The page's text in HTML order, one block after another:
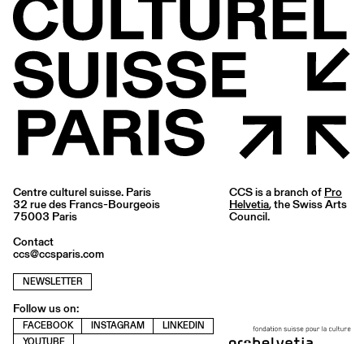
Centre culturel suisse. Paris
32 rue des Francs-Bourgeois
75003 Paris
Contact
ccs@ccsparis.com
NEWSLETTER
Follow us on:
FACEBOOK INSTAGRAM
LINKEDIN
CCS is a branch of Pro
Helvetia, the Swiss Arts
Council.